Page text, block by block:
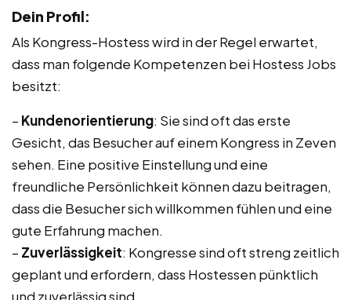
Dein Profil:
Als Kongress-Hostess wird in der Regel erwartet,
dass man folgende Kompetenzen bei Hostess Jobs
besitzt:
– Kundenorientierung: Sie sind oft das erste
Gesicht, das Besucher auf einem Kongress in Zeven
sehen. Eine positive Einstellung und eine
freundliche Persönlichkeit können dazu beitragen,
dass die Besucher sich willkommen fühlen und eine
gute Erfahrung machen.
– Zuverlässigkeit: Kongresse sind oft streng zeitlich
geplant und erfordern, dass Hostessen pünktlich
und zuverlässig sind.